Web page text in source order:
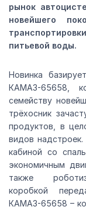
рынок
новейшего
питьевой воды.
Новинка
КАМАЗ-65658,
семейству
трёхосник
продуктов, в
видов
кабиной со
экономичным
также
коробкой
КАМАЗ-65658 –